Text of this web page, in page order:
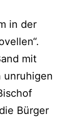
in der
mit
unruhigen
Bürger